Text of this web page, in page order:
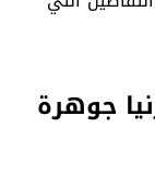
جوهرة